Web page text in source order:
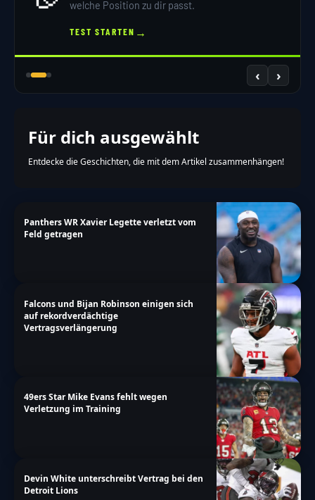
welche Position zu dir passt.
TEST STARTEN →
‹ ›
Für dich ausgewählt
Entdecke die Geschichten, die mit dem Artikel zusammenhängen!
Panthers WR Xavier Legette verletzt vom
Feld getragen
Falcons und Bijan Robinson einigen sich
auf rekordverdächtige
Vertragsverlängerung
49ers Star Mike Evans fehlt wegen
Verletzung im Training
Devin White unterschreibt Vertrag bei den
Detroit Lions